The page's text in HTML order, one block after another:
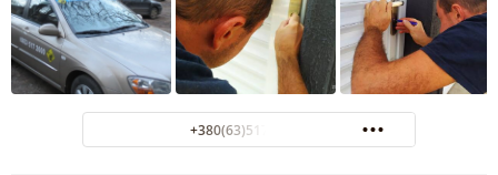
+380(63)517-20-00